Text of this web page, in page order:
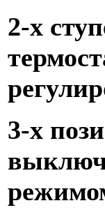
2-х
3-х